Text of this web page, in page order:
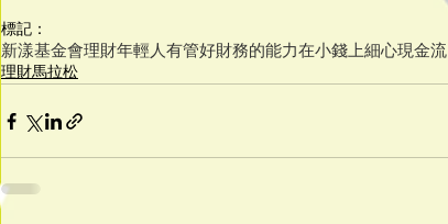
標記：
新漾基金會理財年輕人有管好財務的能力在小錢上細心現金流
理財馬拉松